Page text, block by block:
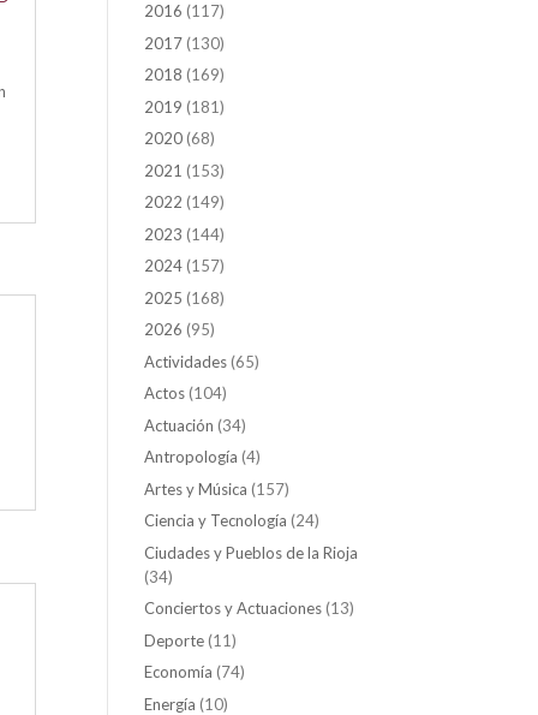
2016 (117)
2017 (130)
2018 (169)
2019 (181)
2020 (68)
2021 (153)
2022 (149)
2023 (144)
2024 (157)
2025 (168)
2026 (95)
Actividades (65)
Actos (104)
Actuación (34)
Antropología (4)
Artes y Música (157)
Ciencia y Tecnología (24)
Ciudades y Pueblos de la Rioja
(34)
Conciertos y Actuaciones (13)
Deporte (11)
Economía (74)
Energía (10)